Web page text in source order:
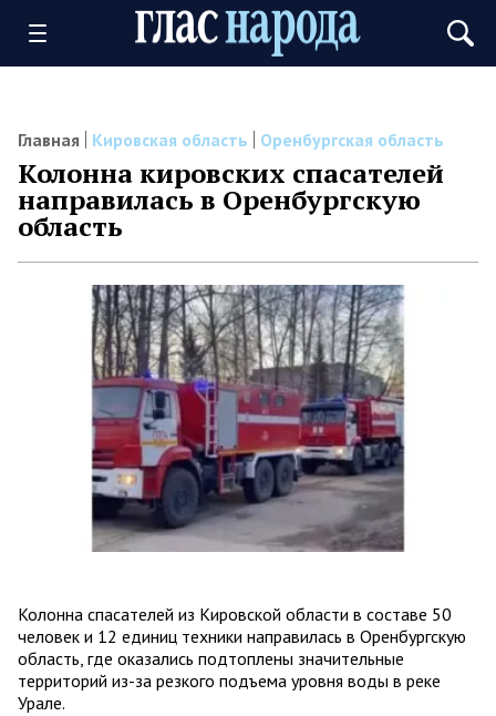
Главная Кировская область Оренбургская область
Колонна кировских спасателей
направилась в Оренбургскую
область
Колонна спасателей из Кировской области в составе 50
человек и 12 единиц техники направилась в Оренбургскую
область, где оказались подтоплены значительные
территорий из-за резкого подъема уровня воды в реке
Урале.